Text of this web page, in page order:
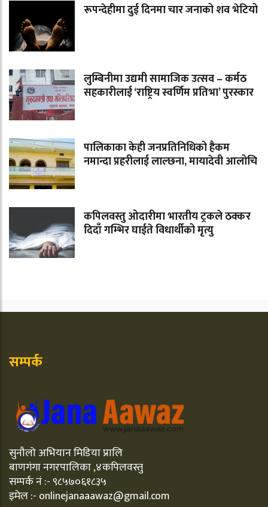
रूपन्देहीमा दुई दिनमा चार जनाको शव भेटियो
लुम्बिनीमा उद्यमी सामाजिक उत्सव – कर्मठ
सहकारीलाई ‘राष्ट्रिय स्वर्णिम प्रतिभा’ पुरस्कार
पालिकाका केही जनप्रतिनिधिको हैकम
नमान्दा प्रहरीलाई लाल्छना, मायादेवी आलोचि
कपिलवस्तु ओदारीमा भारतीय ट्रकले ठक्कर
दिदाँ गम्भिर घाईते विधार्थीको मृत्यु
सम्पर्क
सुनौलो अभियान मिडिया प्रालि
बाणगंगा नगरपालिका ,४कपिलवस्तु
सम्पर्क नं :- ९८५७०६१८३५
इमेल :- onlinejanaaawaz@gmail.com